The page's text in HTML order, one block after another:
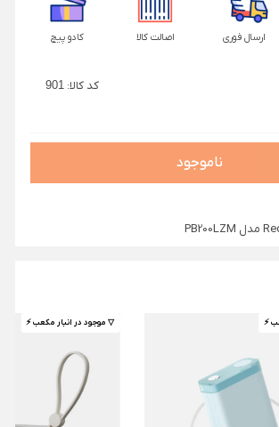
ارسال فوری اصالت کالا کادو پیچ
کد کالا:901
ناموجود
⚡️ ▽ موجود در انبار مکعب ⚡️